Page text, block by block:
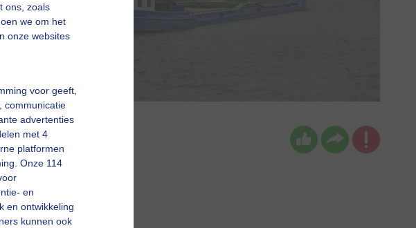
ons, zoals
we om het
onze websites
voor geeft,
communicatie
advertenties
met 4
platformen
Onze 114
en
en ontwikkeling
kunnen ook